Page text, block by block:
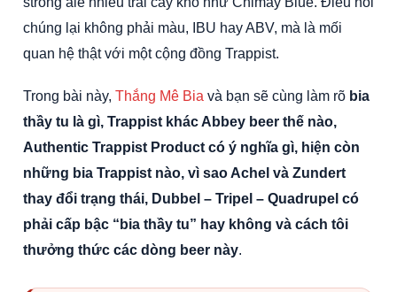
chúng lại không phải màu, IBU hay ABV, mà là mối
quan hệ thật với một cộng đồng Trappist.
Trong bài này, Thắng Mê Bia và bạn sẽ cùng làm rõ bia
thầy tu là gì, Trappist khác Abbey beer thế nào,
Authentic Trappist Product có ý nghĩa gì, hiện còn
những bia Trappist nào, vì sao Achel và Zundert
thay đổi trạng thái, Dubbel – Tripel – Quadrupel có
phải cấp bậc “bia thầy tu” hay không và cách tôi
thưởng thức các dòng beer này